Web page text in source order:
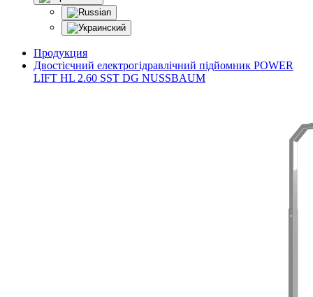
Продукция
Двостієчний електрогідравлічний підйомник POWER
LIFT HL 2.60 SST DG NUSSBAUM